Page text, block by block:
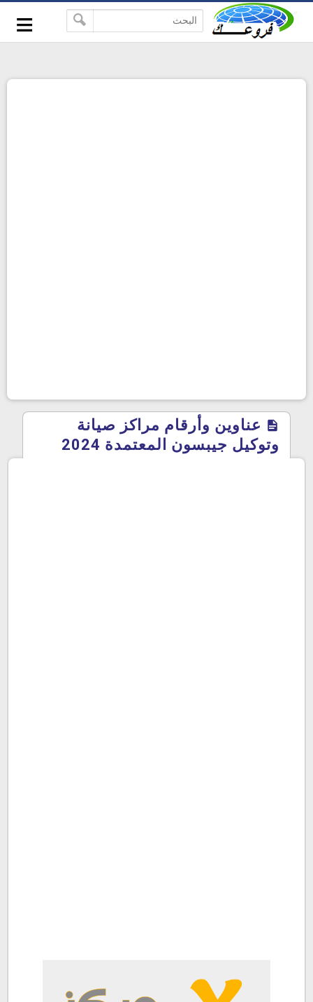
≡
عناوين وأرقام مراكز صيانة
وتوكيل جيبسون المعتمدة 2024